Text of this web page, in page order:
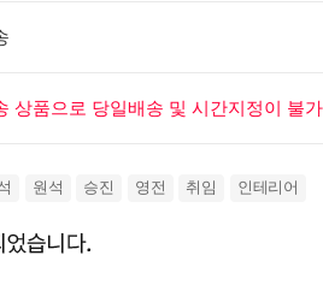
상품으로 당일배송 및 시간지정이 불
원석 승진 영전 취임 인테리어